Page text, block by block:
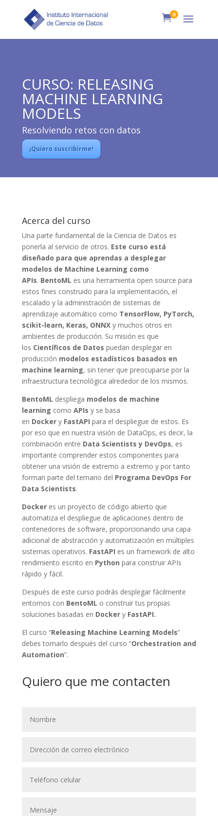
0
CURSO: RELEASING
MACHINE LEARNING
MODELS
Resolviendo retos con datos
¡Quiero suscribirme!
Acerca del curso
Una parte fundamental de la Ciencia de Datos es
ponerla al servicio de otros. Este curso está
diseñado para que aprendas a desplegar
modelos de Machine Learning como
APIs. BentoML es una herramienta open source para
estos fines construido para la implementación, el
escalado y la administración de sistemas de
aprendizaje automático como TensorFlow, PyTorch,
scikit-learn, Keras, ONNXy muchos otros en
ambientes de producción. Su misión es que
los Científicos de Datos puedan desplegar en
producción modelos estadísticos basados en
machine learning, sin tener que preocuparse por la
infraestructura tecnológica alrededor de los mismos.
BentoML despliega modelos de machine
learning como APIs y se basa
en Dockery FastAPI para el despliegue de estos. Es
por eso que en nuestra visión de DataOps, es decir, la
combinación entre Data Scientists y DevOps, es
importante comprender estos componentes para
obtener una visión de extremo a extremo y por tanto
forman parte del temario del Programa DevOps For
Data Scientists.
Dockeres un proyecto de código abierto que
automatiza el despliegue de aplicaciones dentro de
contenedores de software, proporcionando una capa
adicional de abstracción y automatización en múltiples
sistemas operativos. FastAPI es un framework de alto
rendimiento escrito en Python para construir APIs
rápido y fácil.
Después de este curso podrás desplegar fácilmente
entornos con BentoML o construir tus propias
soluciones basadas en Dockery FastAPI.
El curso “Releasing Machine Learning Models”
debes tomarlo después del curso “Orchestration and
Automation”.
Quiero que me contacten